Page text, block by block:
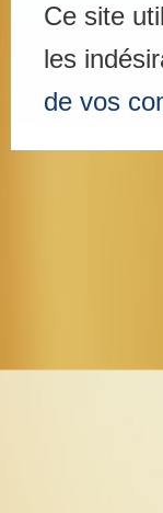
Ce site
les
de vos